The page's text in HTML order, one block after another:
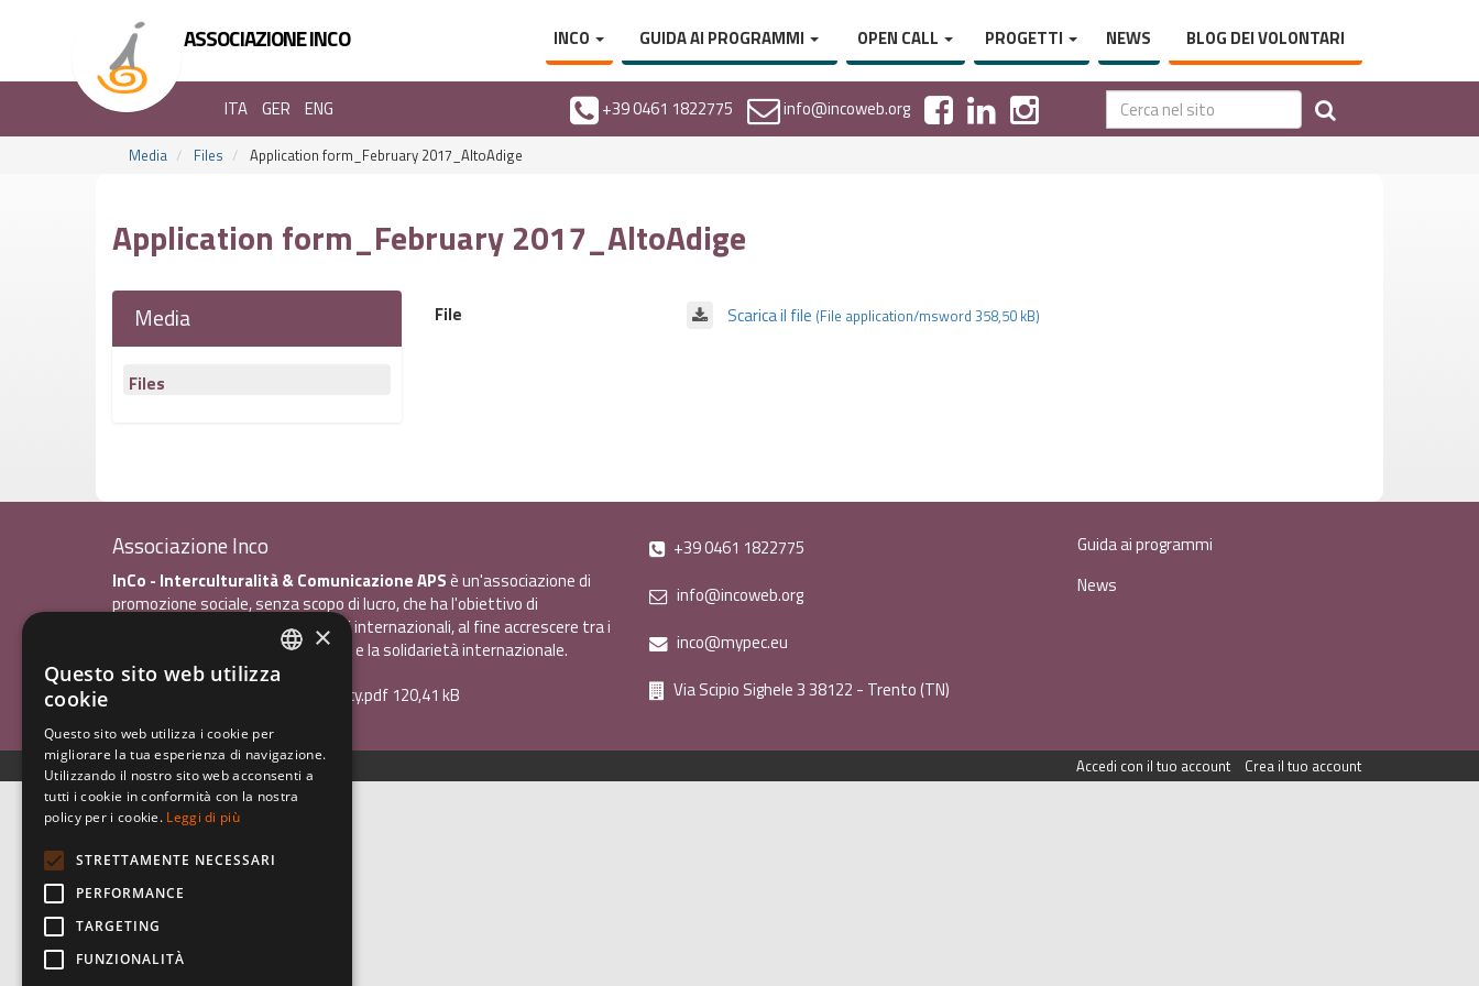
ASSOCIAZIONE INCO INCO GUIDA AI PROGRAMMI OPEN CALL PROGETTI NEWS BLOG DEI VOLONTARI
ITA GER ENG +39 0461 1822775 info@incoweb.org
Media Files Application form_February 2017_AltoAdige
Application form_February 2017_AltoAdige
Media
Files
File Scarica il file (File application/msword 358,50 kB)
Associazione Inco
InCo - Interculturalità & Comunicazione APSè un'associazione di
promozione sociale, senza scopo di lucro, che ha l'obiettivo di
promuovere gli scambi e i contatti internazionali, al fine accrescere tra i
giovani la sensibilità interculturale e la solidarietà internazionale.
Privacy policy.pdf120,41 kB
+39 0461 1822775
info@incoweb.org
inco@mypec.eu
Via Scipio Sighele 3 38122 - Trento (TN)
Guida ai programmi
News
Accedi con il tuo account Crea il tuo account
GERMAN
×
Questo sito web utilizza
cookie
Questo sito web utilizza i cookie per
migliorare la tua esperienza di navigazione.
Utilizzando il nostro sito web acconsenti a
tutti i cookie in conformità con la nostra
policy per i cookie. Leggi di più
STRETTAMENTE NECESSARI
PERFORMANCE
TARGETING
FUNZIONALITÀ